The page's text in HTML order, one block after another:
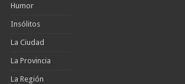
Humor
Insólitos
La Ciudad
La Provincia
La Región